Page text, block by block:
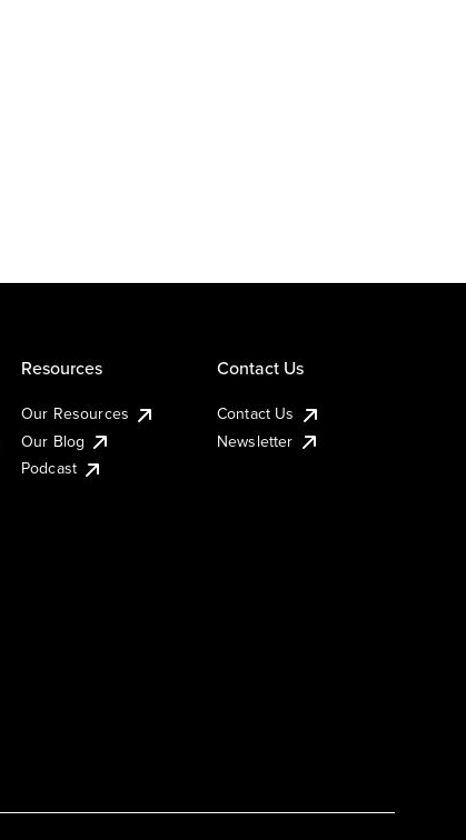
Resources
Our Resources
Our Blog
Podcast
Contact Us
Contact Us
Newsletter